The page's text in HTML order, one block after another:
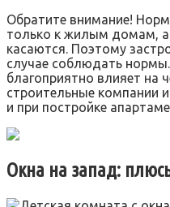
Обратите внимание!
только к жилым домам,
касаются. Поэтому
случае соблюдать
благоприятно влияет на
строительные компании
и при постройке
Окна на запад: